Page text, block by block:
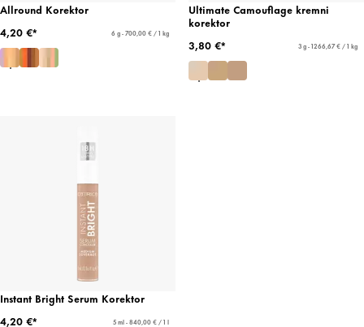
Allround Korektor
4,20 €*
6 g - 700,00 € / 1 kg
Ultimate Camouflage kremni
korektor
3,80 €*
3 g - 1266,67 € / 1 kg
Instant Bright Serum Korektor
4,20 €*
5 ml - 840,00 € / 1 l